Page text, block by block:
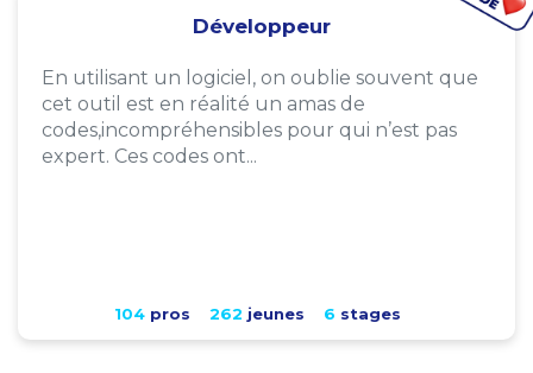
Développeur
En utilisant un logiciel, on oublie souvent que
cet outil est en réalité un amas de
codes,incompréhensibles pour qui n’est pas
expert. Ces codes ont...
104pros 262 jeunes 6 stages